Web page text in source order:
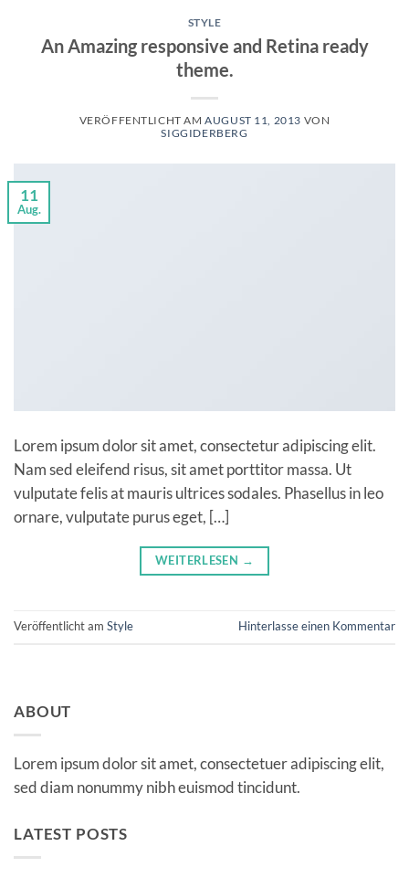
STYLE
An Amazing responsive and Retina ready
theme.
VERÖFFENTLICHT AMAUGUST 11, 2013 VON
SIGGIDERBERG
11
Aug.
Lorem ipsum dolor sit amet, consectetur adipiscing elit.
Nam sed eleifend risus, sit amet porttitor massa. Ut
vulputate felis at mauris ultrices sodales. Phasellus in leo
ornare, vulputate purus eget, […]
WEITERLESEN →
Veröffentlicht am Style Hinterlasse einen Kommentar
ABOUT
Lorem ipsum dolor sit amet, consectetuer adipiscing elit,
sed diam nonummy nibh euismod tincidunt.
LATEST POSTS